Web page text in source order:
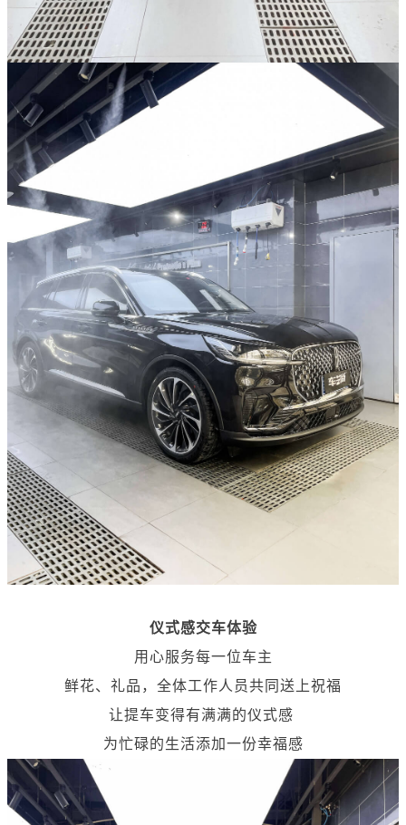
仪式感交车体验
用心服务每一位车主
鲜花、礼品，全体工作人员共同送上祝福
让提车变得有满满的仪式感
为忙碌的生活添加一份幸福感